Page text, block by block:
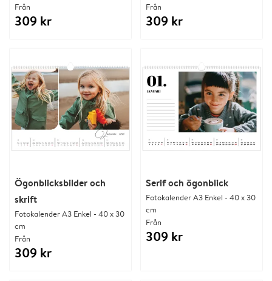
Från
309 kr
Från
309 kr
Ögonblicksbilder och
skrift
Fotokalender A3 Enkel - 40 x 30
cm
Från
309 kr
Serif och ögonblick
Fotokalender A3 Enkel - 40 x 30
cm
Från
309 kr